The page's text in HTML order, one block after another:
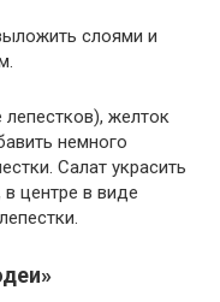
слоями и
лепестков), желток
немного
Салат украсить
центре в виде